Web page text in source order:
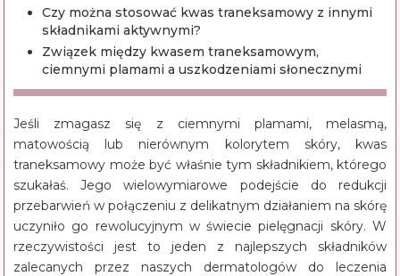
Czy można stosować kwas traneksamowy z innymi
składnikami aktywnymi?
Związek między kwasem traneksamowym,
ciemnymi plamami a uszkodzeniami słonecznymi
Jeśli zmagasz się z ciemnymi plamami, melasmą,
matowością lub nierównym kolorytem skóry, kwas
traneksamowy może być właśnie tym składnikiem, którego
szukałaś. Jego wielowymiarowe podejście do redukcji
przebarwień w połączeniu z delikatnym działaniem na skórę
uczyniło go rewolucyjnym w świecie pielęgnacji skóry. W
rzeczywistości jest to jeden z najlepszych składników
zalecanych przez naszych dermatologów do leczenia